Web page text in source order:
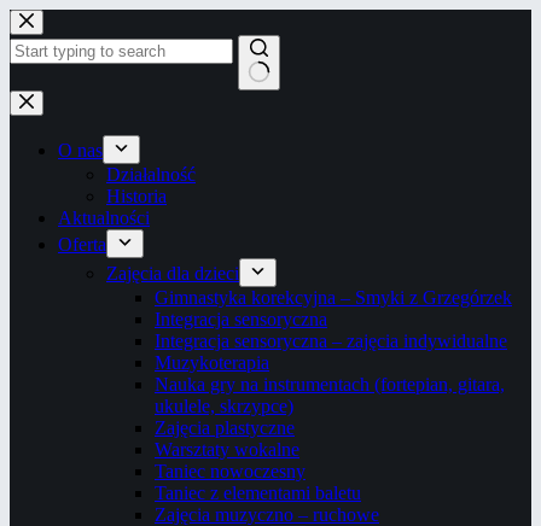
Przejdź
do
treści
Brak
wyników
O nas
Działalność
Historia
Aktualności
Oferta
Zajęcia dla dzieci
Gimnastyka korekcyjna – Smyki z Grzegórzek
Integracja sensoryczna
Integracja sensoryczna – zajęcia indywidualne
Muzykoterapia
Nauka gry na instrumentach (fortepian, gitara,
ukulele, skrzypce)
Zajęcia plastyczne
Warsztaty wokalne
Taniec nowoczesny
Taniec z elementami baletu
Zajęcia muzyczno – ruchowe